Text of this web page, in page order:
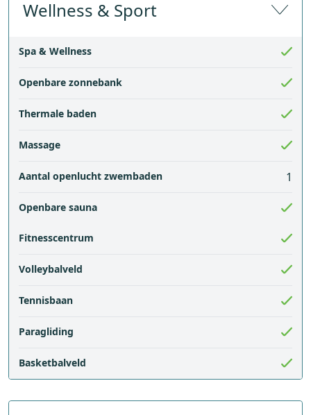
Wellness & Sport
Spa & Wellness
Openbare zonnebank
Thermale baden
Massage
Aantal openlucht zwembaden 1
Openbare sauna
Fitnesscentrum
Volleybalveld
Tennisbaan
Paragliding
Basketbalveld